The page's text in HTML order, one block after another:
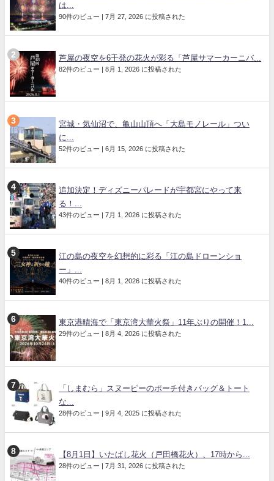
は...
90件のビュー | 7月 27, 2026 に投稿された
芦屋の夜空を6千発の花火が彩る「芦屋サマーカーニバ...
82件のビュー | 8月 1, 2026 に投稿された
宮城・気仙沼で、亀山山頂へ「大島モノレール」つい
に...
52件のビュー | 6月 15, 2026 に投稿された
追加決定！ディズニーパレードが宇都宮にやって来
る！...
43件のビュー | 7月 1, 2026 に投稿された
江の島の夜空を幻想的に彩る「江の島ドローンショ
ー」...
40件のビュー | 8月 1, 2026 に投稿された
東京港晴海で「東京湾大華火祭」11年ぶりの開催！1...
29件のビュー | 8月 4, 2026 に投稿された
「しまむら」スヌーピーのポーチ付きバッグ＆トート
な...
28件のビュー | 9月 4, 2025 に投稿された
【8月1日】いたばし花火（戸田橋花火）、17時から...
28件のビュー | 7月 31, 2026 に投稿された